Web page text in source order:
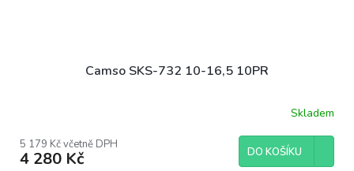
Camso SKS-732 10-16,5 10PR
Skladem
5 179 Kč včetně DPH
4 280 Kč DO KOŠÍKU